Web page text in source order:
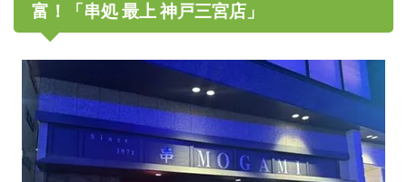
富！「串処 最上 神戸三宮店」